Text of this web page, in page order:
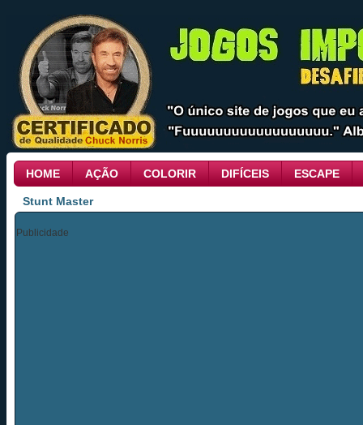
HOME AÇÃO COLORIR DIFÍCEIS ESCAPE
Stunt Master
Publicidade